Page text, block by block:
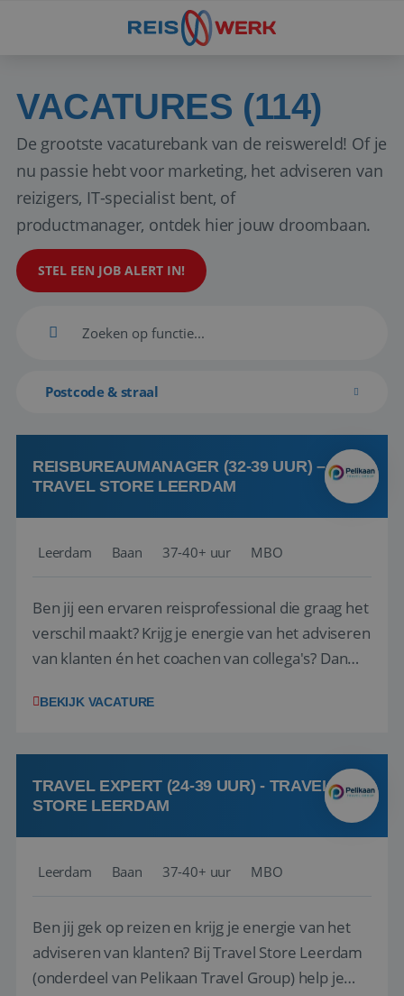
VACATURES (114)
De grootste vacaturebank van de reiswereld! Of je
nu passie hebt voor marketing, het adviseren van
reizigers, IT-specialist bent, of
productmanager, ontdek hier jouw droombaan.
STEL EEN JOB ALERT IN!
Postcode & straal
REISBUREAUMANAGER (32-39 UUR) –
TRAVEL STORE LEERDAM
Leerdam Baan 37-40+ uur MBO
Ben jij een ervaren reisprofessional die graag het
verschil maakt? Krijg je energie van het adviseren
van klanten én het coachen van collega's? Dan
(onderdeel van Pelikaan Travel Group) zoeken
team het reisbureau verder...
BEKIJK VACATURE
TRAVEL EXPERT (24-39 UUR) - TRAVEL
STORE LEERDAM
Leerdam Baan 37-40+ uur MBO
Ben jij gek op reizen en krijg je energie van het
adviseren van klanten? Bij Travel Store Leerdam
(onderdeel van Pelikaan Travel Group) help je